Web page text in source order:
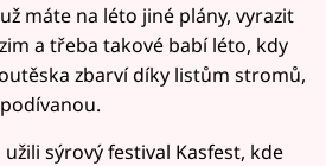
máte na léto jiné plány, vyrazit
a třeba takové babí léto, kdy
zbarví díky listům stromů,
sýrový festival Kasfest, kde